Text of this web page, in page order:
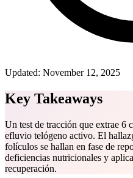
Updated: November 12, 2025
Key Takeaways
Un test de tracción que extrae 6
efluvio telógeno activo. El
folículos se hallan en fase de
deficiencias nutricionales y
recuperación.